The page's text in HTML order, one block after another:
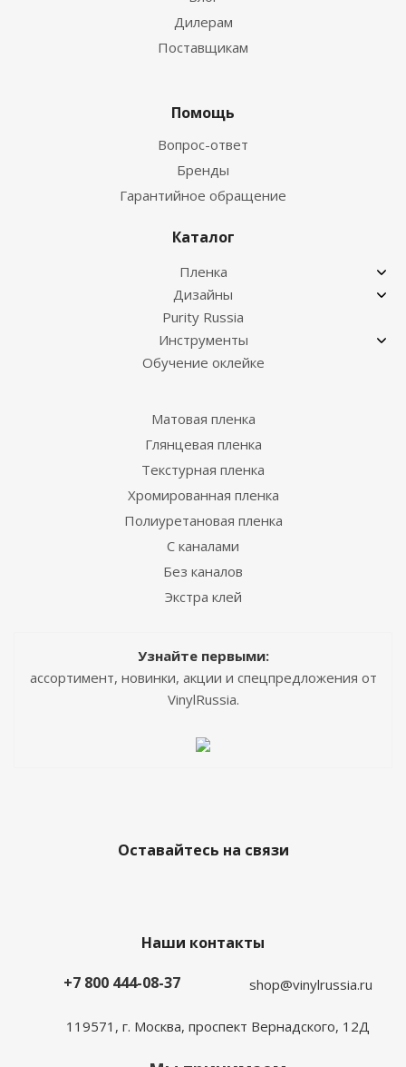
Дилерам
Поставщикам
Помощь
Вопрос-ответ
Бренды
Гарантийное обращение
Каталог
Пленка
Дизайны
Purity Russia
Инструменты
Обучение оклейке
Матовая пленка
Глянцевая пленка
Текстурная пленка
Хромированная пленка
Полиуретановая пленка
С каналами
Без каналов
Экстра клей
Узнайте первыми:
ассортимент, новинки, акции и спецпредложения от
VinylRussia.
Оставайтесь на связи
Наши контакты
+7 800 444-08-37
shop@vinylrussia.ru
119571, г. Москва, проспект Вернадского, 12Д